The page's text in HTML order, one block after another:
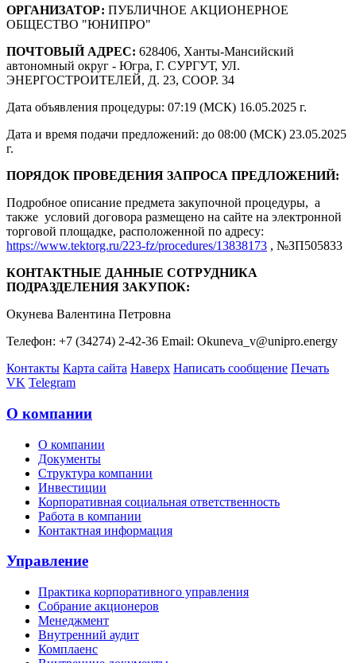
ОРГАНИЗАТОР: ПУБЛИЧНОЕ АКЦИОНЕРНОЕ
ОБЩЕСТВО "ЮНИПРО"
ПОЧТОВЫЙ АДРЕС: 628406, Ханты-Мансийский
автономный округ - Югра, Г. СУРГУТ, УЛ.
ЭНЕРГОСТРОИТЕЛЕЙ, Д. 23, СООР. 34
Дата объявления процедуры: 07:19 (МСК) 16.05.2025 г.
Дата и время подачи предложений: до 08:00 (МСК) 23.05.2025
г.
ПОРЯДОК ПРОВЕДЕНИЯ ЗАПРОСА ПРЕДЛОЖЕНИЙ:
Подробное описание предмета закупочной процедуры, а
также условий договора размещено на сайте на электронной
торговой площадке, расположенной по адресу:
https://www.tektorg.ru/223-fz/procedures/13838173 , №ЗП505833
КОНТАКТНЫЕ ДАННЫЕ СОТРУДНИКА
ПОДРАЗДЕЛЕНИЯ ЗАКУПОК:
Окунева Валентина Петровна
Телефон: +7 (34274) 2-42-36 Email: Okuneva_v@unipro.energy
Контакты Карта сайта Наверх Написать сообщение Печать
VK Telegram
О компании
О компании
Документы
Структура компании
Инвестиции
Корпоративная социальная ответственность
Работа в компании
Контактная информация
Управление
Практика корпоративного управления
Собрание акционеров
Менеджмент
Внутренний аудит
Комплаенс